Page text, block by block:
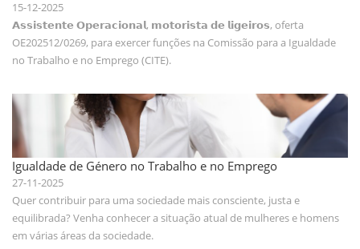
15-12-2025
𝗔𝘀𝘀𝗶𝘀𝘁𝗲𝗻𝘁𝗲 𝗢𝗽𝗲𝗿𝗮𝗰𝗶𝗼𝗻𝗮𝗹, 𝗺𝗼𝘁𝗼𝗿𝗶𝘀𝘁𝗮 𝗱𝗲 𝗹𝗶𝗴𝗲𝗶𝗿𝗼𝘀, oferta
OE202512/0269, para exercer funções na Comissão para a Igualdade
no Trabalho e no Emprego (CITE).
Igualdade de Género no Trabalho e no Emprego
27-11-2025
Quer contribuir para uma sociedade mais consciente, justa e
equilibrada? Venha conhecer a situação atual de mulheres e homens
em várias áreas da sociedade.